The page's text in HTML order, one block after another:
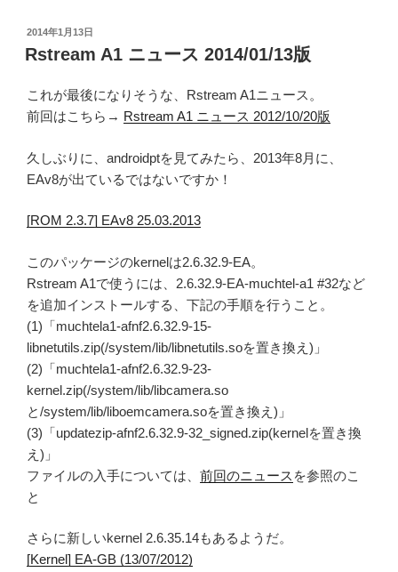
投
稿
日:
2014年1月13日
Rstream A1 ニュース 2014/01/13版
これが最後になりそうな、Rstream A1ニュース。
前回はこちら→ Rstream A1 ニュース 2012/10/20版
久しぶりに、androidptを見てみたら、2013年8月に、
EAv8が出ているではないですか！
[ROM 2.3.7] EAv8 25.03.2013
このパッケージのkernelは2.6.32.9-EA。
Rstream A1で使うには、2.6.32.9-EA-muchtel-a1 #32など
を追加インストールする、下記の手順を行うこと。
(1)「muchtela1-afnf2.6.32.9-15-
libnetutils.zip(/system/lib/libnetutils.soを置き換え)」
(2)「muchtela1-afnf2.6.32.9-23-
kernel.zip(/system/lib/libcamera.so
と/system/lib/liboemcamera.soを置き換え)」
(3)「updatezip-afnf2.6.32.9-32_signed.zip(kernelを置き換
え)」
ファイルの入手については、 前回のニュース を参照のこ
と
さらに新しいkernel 2.6.35.14もあるようだ。
[Kernel] EA-GB (13/07/2012)